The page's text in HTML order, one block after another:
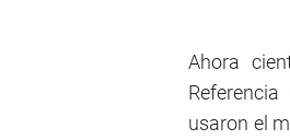
Ahora
usaron el